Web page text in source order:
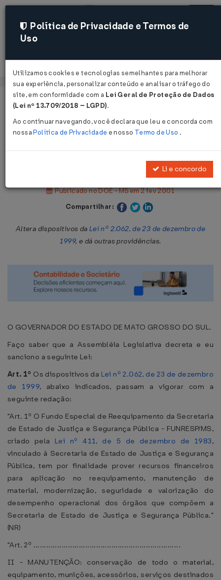
Acessar
Página Inicial
Legislações
Lei Nº 2212 DE 01/02/2001
Publicado no DOE - MS em 2 fev 2001
Compartilhar:
Altera dispositivos da Lei nº 2.062, de 23 de dezembro de
1999, e dá outras providências.
O GOVERNADOR DO ESTADO DE MATO GROSSO DO SUL.
Faço saber que a Assembléia Legislativa decreta e eu
sanciono a seguinte Lei:
Art. 1º Os dispositivos da Lei nº 2.062, de 23 de dezembro
de 1999, abaixo indicados, passam a vigorar com a
seguinte redação:
"Art. 1º O Fundo Especial de Reequipamento da Secretaria
de Estado de Justiça e Segurança Pública - FUNRESP/MS,
criado pela Lei nº 411, de 5 de dezembro de 1983,
vinculado à Secretaria de Estado de Justiça e Segurança
Pública, tem por finalidade prover recursos financeiros
para aplicação no reequipamento, manutenção de
material, modernização, seguridade e valorização do
desempenho operacional dos órgãos que compõem a
Secretaria de Estado de Justiça e Segurança Pública."
(NR)
"Art. 2º ....................................................................
II - MANUTENÇÃO: conservação de todo o material,
equipamento, munições, acessórios, serviços destinados
Política de Privacidade e Termos de
Uso
Utilizamos cookies e tecnologias semelhantes para melhorar
sua experiência, personalizar conteúdo e analisar o tráfego do
site, em conformidade com a Lei Geral de Proteção de Dados
(Lei nº 13.709/2018 – LGPD).
Ao continuar navegando, você declara que leu e concorda com
nossaPolítica de Privacidade e nosso Termo de Uso .
Li e concordo